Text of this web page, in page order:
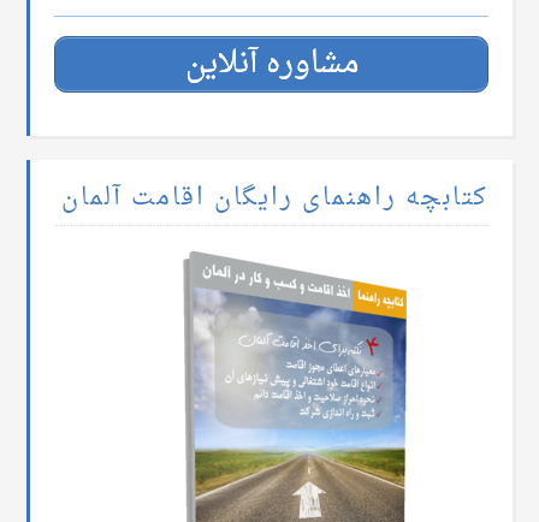
مشاوره آنلاین
کتابچه راهنمای رایگان اقامت آلمان